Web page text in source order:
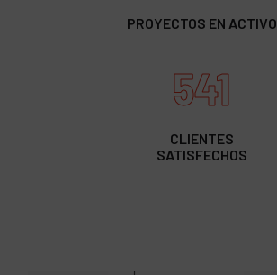
PROYECTOS EN ACTIVO
541
CLIENTES
SATISFECHOS